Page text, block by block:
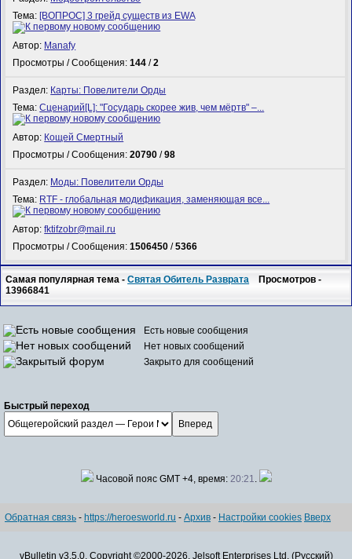
Тема: [ВОПРОС] 3 грейд существ из EWA
Автор: Manafy
Просмотры / Сообщения:144 /2
Раздел: Карты: Повелители Орды
Тема:Сценарий[L]: "Государь скорее жив, чем мёртв" –...
Автор: Кощей Смертный
Просмотры / Сообщения:20790 /98
Раздел: Моды: Повелители Орды
Тема: RTF - глобальная модификация, заменяющая все...
Автор:fktifzobr@mail.ru
Просмотры / Сообщения:1506450 /5366
Самая популярная тема -Святая Обитель Разврата Просмотров -
13966841
Есть новые сообщения
Нет новых сообщений
Закрыто для сообщений
Быстрый переход
Часовой пояс GMT +4, время: 20:21.
Обратная связь - https://heroesworld.ru - Архив - Настройки cookies Вверх
vBulletin v3.5.0, Copyright ©2000-2026, Jelsoft Enterprises Ltd. (Русский)